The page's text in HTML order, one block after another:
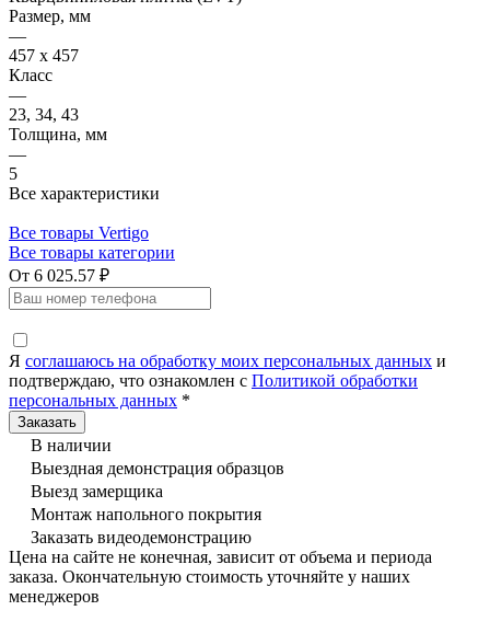
Размер, мм
—
457 х 457
Класс
—
23, 34, 43
Толщина, мм
—
5
Все характеристики
Все товары Vertigo
Все товары категории
От 6 025.57 ₽
Я соглашаюсь на обработку моих персональных данных и
подтверждаю, что ознакомлен с Политикой обработки
персональных данных *
В наличии
Выездная демонстрация образцов
Выезд замерщика
Монтаж напольного покрытия
Заказать видеодемонстрацию
Цена на сайте не конечная, зависит от объема и периода
заказа. Окончательную стоимость уточняйте у наших
менеджеров